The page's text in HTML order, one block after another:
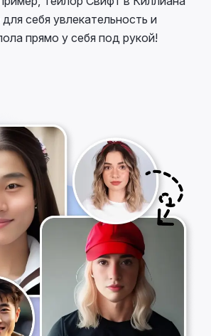
себя увлекательность и
прямо у себя под рукой!